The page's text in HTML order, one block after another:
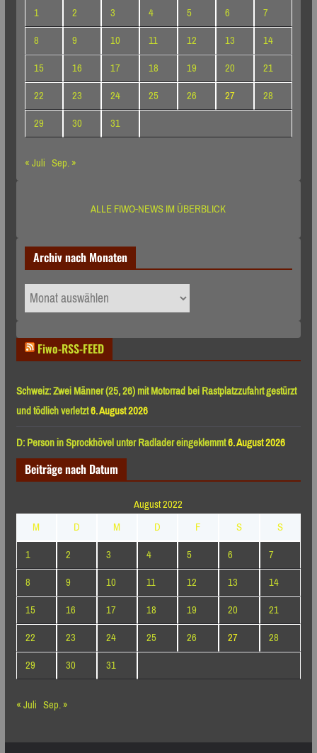
1
2 3 4 5 6
7
8
9 10 11 12 13
14
15
16 17 18 19 20
21
22
23 24 25 26 27
28
29
30
31
« Juli Sep. »
ALLE FIWO-NEWS IM ÜBERBLICK
Archiv nach Monaten
Archiv
nach
Fiwo-RSS-FEED
Schweiz: Zwei Männer (25, 26) mit Motorrad bei Rastplatzzufahrt gestürzt
und tödlich verletzt6. August 2026
D: Person in Sprockhövel unter Radlader eingeklemmt6. August 2026
Beiträge nach Datum
August 2022
M
D M D F S
S
1
2 3 4 5 6
7
8
9 10 11 12 13
14
15
16 17 18 19 20
21
22
23 24 25 26 27
28
29
30
31
« Juli Sep. »